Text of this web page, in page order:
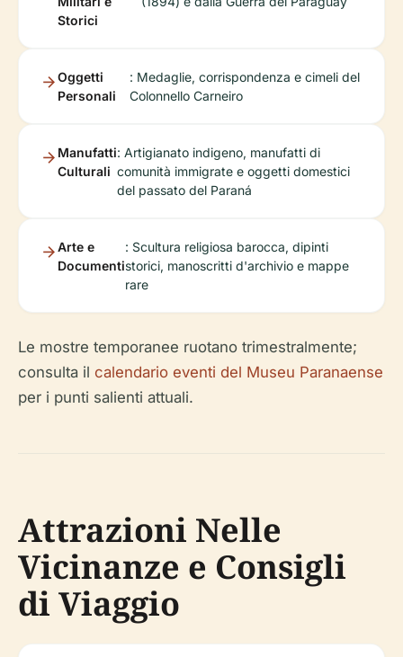
Storici
Oggetti
Personali
: Medaglie, corrispondenza e cimeli del
Colonnello Carneiro
Manufatti
Culturali
: Artigianato indigeno, manufatti di
comunità immigrate e oggetti domestici
del passato del Paraná
Arte e
Documenti
: Scultura religiosa barocca, dipinti
storici, manoscritti d'archivio e mappe
rare
Le mostre temporanee ruotano trimestralmente;
consulta il calendario eventi del Museu Paranaense
per i punti salienti attuali.
Attrazioni Nelle
Vicinanze e Consigli
di Viaggio